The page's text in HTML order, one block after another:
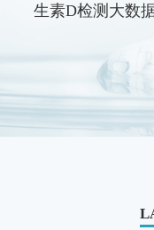
生素D检测大数